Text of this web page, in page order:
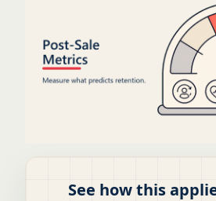
See how this